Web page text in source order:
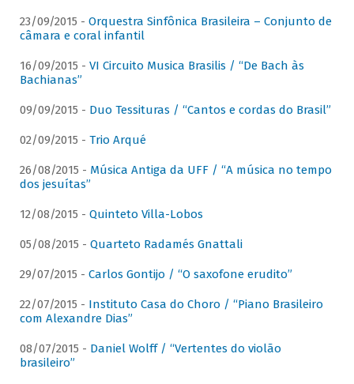
23/09/2015 - Orquestra Sinfônica Brasileira – Conjunto de
câmara e coral infantil
16/09/2015 - VI Circuito Musica Brasilis / “De Bach às
Bachianas”
09/09/2015 - Duo Tessituras / “Cantos e cordas do Brasil”
02/09/2015 - Trio Arqué
26/08/2015 - Música Antiga da UFF / “A música no tempo
dos jesuítas”
12/08/2015 - Quinteto Villa-Lobos
05/08/2015 - Quarteto Radamés Gnattali
29/07/2015 - Carlos Gontijo / “O saxofone erudito”
22/07/2015 - Instituto Casa do Choro / “Piano Brasileiro
com Alexandre Dias”
08/07/2015 - Daniel Wolff / “Vertentes do violão
brasileiro”